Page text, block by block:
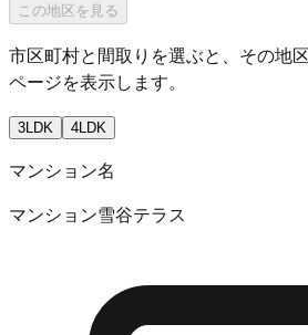
この地区を見る
市区町村と間取りを選ぶと、その地
ページを表示します。
3LDK 4LDK
マンション名
マンション雪谷テラス